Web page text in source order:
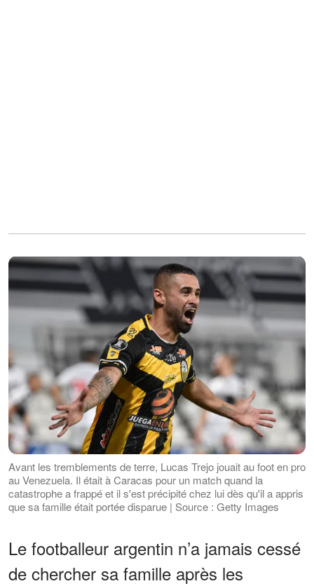
Avant les tremblements de terre, Lucas Trejo jouait au foot en pro
au Venezuela. Il était à Caracas pour un match quand la
catastrophe a frappé et il s'est précipité chez lui dès qu'il a appris
que sa famille était portée disparue | Source : Getty Images
Le footballeur argentin n’a jamais cessé
de chercher sa famille après les